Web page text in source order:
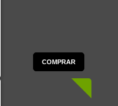
COMPRAR